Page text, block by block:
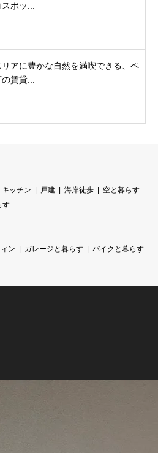
スポッ...
アに豊かな自然を満喫できる、ペ
の賃貸...
キッチン 戸建 海岸徒歩
空と暮らす
す
ン ガレージと暮らす
バイクと暮らす